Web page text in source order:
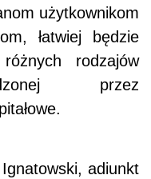
użytkownikom
łatwiej będzie
rodzajów
przez
adiunkt